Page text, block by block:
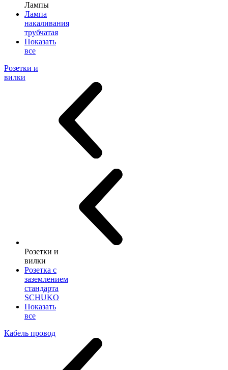
Лампы
Лампа
накаливания
трубчатая
Показать
все
Розетки и
вилки
Розетки и
вилки
Розетка с
заземлением
стандарта
SCHUKO
Показать
все
Кабель провод